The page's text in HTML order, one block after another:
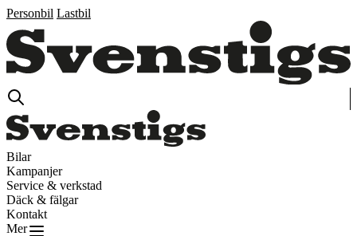
Personbil Lastbil
Bilar
Kampanjer
Service & verkstad
Däck & fälgar
Kontakt
Mer